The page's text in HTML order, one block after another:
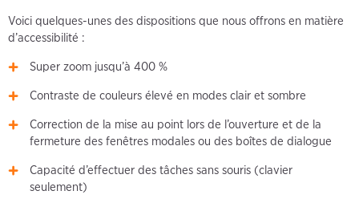
Voici quelques-unes des dispositions que nous offrons en matière
d’accessibilité :
Super zoom jusqu’à 400 %
Contraste de couleurs élevé en modes clair et sombre
Correction de la mise au point lors de l’ouverture et de la
fermeture des fenêtres modales ou des boîtes de dialogue
Capacité d’effectuer des tâches sans souris (clavier
seulement)